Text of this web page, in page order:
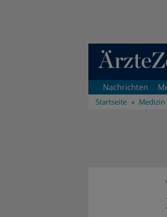
Direkt zum
Nachrichten
Startseite Medizin